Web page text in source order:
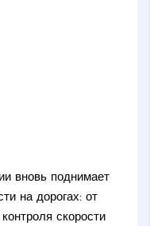
вновь поднимает
на дорогах: от
скорости